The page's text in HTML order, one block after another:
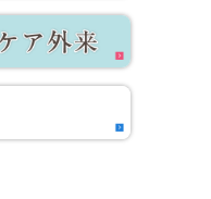
かれました。
。